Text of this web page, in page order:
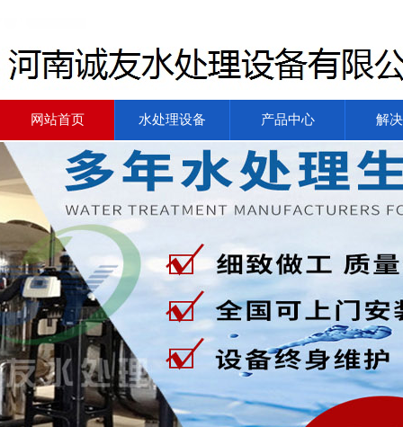
网站首页 水处理设备 产品中心 解